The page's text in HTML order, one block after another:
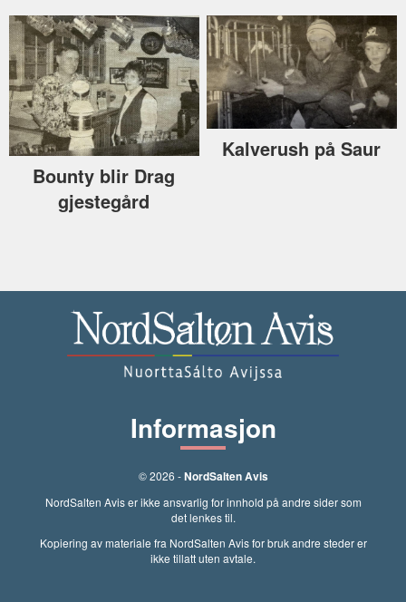
Bounty blir Drag
gjestegård
Kalverush på Saur
Informasjon
© 2026 -NordSalten Avis
NordSalten Avis er ikke ansvarlig for innhold på andre sider som
det lenkes til.
Kopiering av materiale fra NordSalten Avis for bruk andre steder er
ikke tillatt uten avtale.